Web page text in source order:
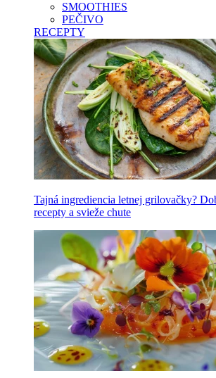
SMOOTHIES
PEČIVO
RECEPTY
Tajná ingrediencia letnej grilovačky?
recepty a svieže chute